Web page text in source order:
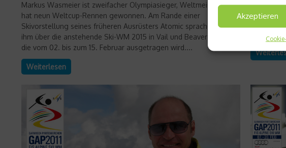
Akzeptieren
Markus Wasmeier ist zweifacher Olympiasieger, Weltmeister und
hat neun Weltcup-Rennen gewonnen. Am Rande einer
Skivorstellung seines früheren Ausrüsters Atomic sprachen wir mit
ihm über die anstehende Ski-WM 2015 in Vail und Beaver Creek,
die vom 02. bis zum 15. Februar ausgetragen wird....
Weiterlesen
ob er